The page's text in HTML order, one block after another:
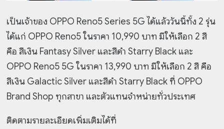
เป็นเจ้าของ OPPO Reno5 Series 5G ได้แล้ววันนี้ทั้ง 2 รุ่น
ได้แก่ OPPO Reno5 ในราคา 10,990 บาท มีให้เลือก 2 สี
คือ สีเงิน Fantasy Silver และสีดำ Starry Black และ
OPPO Reno5 5G ในราคา 13,990 บาท มีให้เลือก 2 สี คือ
สีเงิน Galactic Silver และสีดำ Starry Black ที่ OPPO
Brand Shop ทุกสาขา และตัวแทนจำหน่ายทั่วประเทศ
ติดตามรายละเอียดเพิ่มเติมได้ที่